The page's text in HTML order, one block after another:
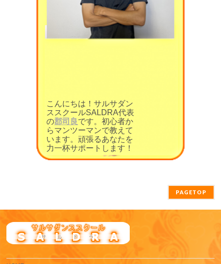
こんにちは！サルサダン
ススクールSALDRA代表
の郡司良です。初心者か
らマンツーマンで教えて
います。頑張るあなたを
力一杯サポートします！
PAGETOP